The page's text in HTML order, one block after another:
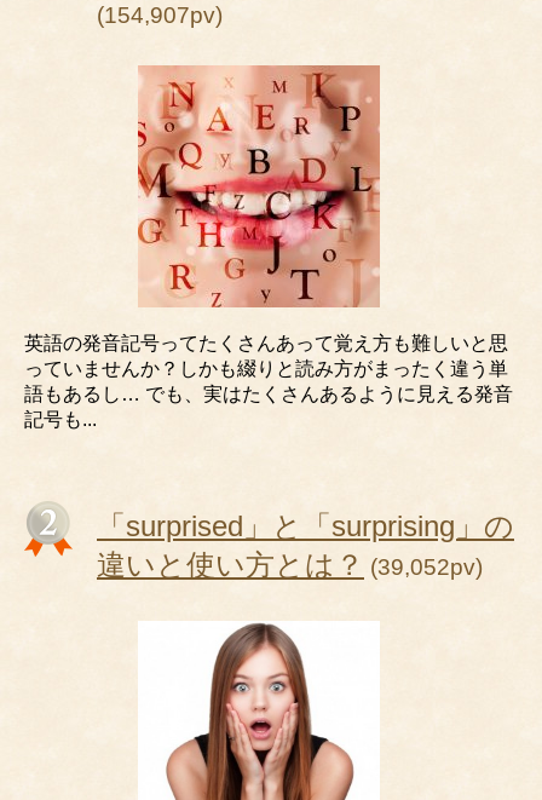
(154,907pv)
英語の発音記号ってたくさんあって覚え方も難しいと思
っていませんか？しかも綴りと読み方がまったく違う単
語もあるし… でも、実はたくさんあるように見える発音
記号も...
「surprised」と「surprising」の
違いと使い方とは？ (39,052pv)